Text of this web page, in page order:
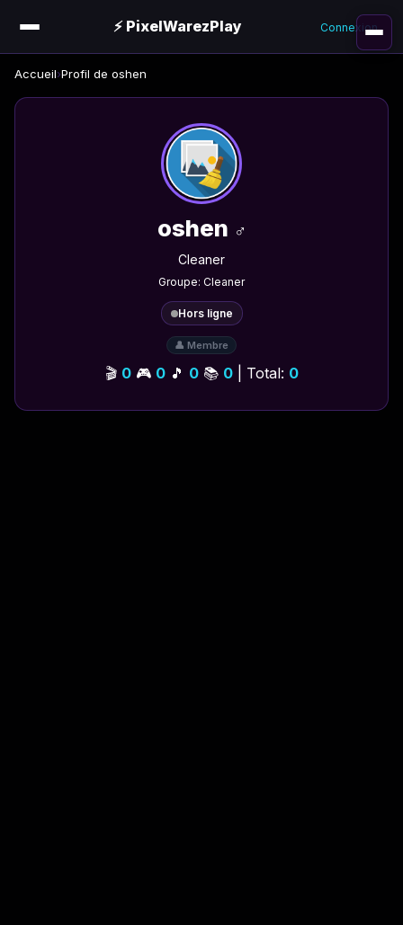
⚡ PixelWarezPlay Connexion
Accueil›Profil de oshen
oshen ♂️
Cleaner
Groupe: Cleaner
Hors ligne
👤 Membre
🎬 0🎮 0🎵 0📚 0| Total: 0